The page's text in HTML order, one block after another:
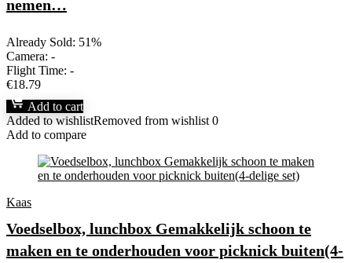
nemen…
Already Sold: 51%
Camera: -
Flight Time: -
€18.79
Add to cart
Added to wishlistRemoved from wishlist 0
Add to compare
Kaas
Voedselbox, lunchbox Gemakkelijk schoon te
maken en te onderhouden voor picknick buiten(4-